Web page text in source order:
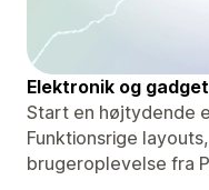
Elektronik og
Start en højtydende
Funktionsrige
brugeroplevelse fra